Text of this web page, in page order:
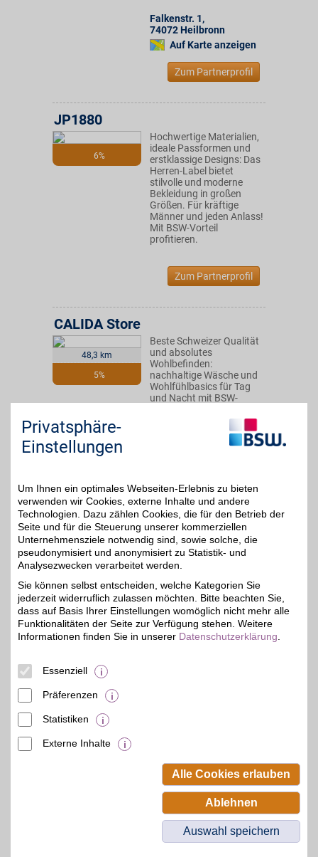
Falkenstr. 1,
74072 Heilbronn
Auf Karte anzeigen
Zum Partnerprofil
6%
JP1880
Hochwertige Materialien,
ideale Passformen und
erstklassige Designs: Das
Herren-Label bietet
stilvolle und moderne
Bekleidung in großen
Größen. Für kräftige
Männer und jeden Anlass!
Mit BSW-Vorteil
profitieren.
Zum Partnerprofil
48,3 km
5%
CALIDA Store
Beste Schweizer Qualität
und absolutes
Wohlbefinden:
nachhaltige Wäsche und
Wohlfühlbasics für Tag
und Nacht mit BSW-
Ort sowie im Online-Shop
kaufen und sparen.
Auf Karte anzeigen
Zum Partnerprofil
8%
MOSER Trachten
zugleich: Beim
Onlineshop Dirndl,
Trachten und Lederhosen
sowie passende
Accessoires bestellen und
von den schicken Designs
Beamten-Selbsthilfewerk GmbH.
Privatsphäre-
Einstellungen
Um Ihnen ein optimales Webseiten-Erlebnis zu bieten
verwenden wir Cookies, externe Inhalte und andere
Technologien. Dazu zählen Cookies, die für den Betrieb der
Seite und für die Steuerung unserer kommerziellen
Unternehmensziele notwendig sind, sowie solche, die
pseudonymisiert und anonymisiert zu Statistik- und
Analysezwecken verarbeitet werden.
Sie können selbst entscheiden, welche Kategorien Sie
jederzeit widerruflich zulassen möchten. Bitte beachten Sie,
dass auf Basis Ihrer Einstellungen womöglich nicht mehr alle
Funktionalitäten der Seite zur Verfügung stehen. Weitere
Informationen finden Sie in unserer Datenschutzerklärung
Essenziell
Präferenzen
Statistiken
Externe Inhalte
Alle Cookies erlauben
Ablehnen
Auswahl speichern